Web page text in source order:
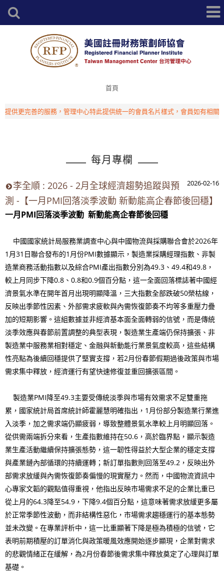
首頁
更完善的服務，管理中心特此提供統一的會員名片樣式，會員如有相關需求
每月專欄
2026-02-16
李全順 : 2026 - 2月全球經濟趨勢追蹤與預
測 -【一月PMI回落淡季波動 新動能高企春節後回穩】
一月PMI回落淡季波動 新動能高企春節後回穩
中國國家統計局服務業調查中心與中國物流與採購聯合會於2026年
1月31日聯合發布的1月份PMI數據顯示，製造業採購經理指數、非製
造業商務活動指數以及綜合PMI產出指數分別為49.3、49.4和49.8，
較上月同步下降0.8、0.8和0.9個百分點，這一全面回落標誌著中國經
濟景氣水準在開年首月出現明顯降溫，三大指數全部跌破50榮枯線，
反映出季節性因素、外部需求疲軟與內需恢復節奏不均等多重壓力疊
加的短期影響。這組數據並非經濟基本面全面轉弱的信號，而是傳統
淡季效應與春節前置調整的典型表現，製造業生產端仍保持擴張、非
製造業中服務業相對穩定、金融與新動能行業景氣度較高，這些結構
性亮點為後續回穩提供了堅實支撐，若2月份春節假期過後政策與市場
需求集中釋放，經濟運行有望快速修復並重回擴張區間。
製造業PMI降至49.3主要受傳統淡季與市場有效需求不足雙重拖
累，國家統計局首席統計師霍麗慧明確指出，1月份部分製造業行業進
入淡季，加之需求端仍顯疲弱，導致整體景氣水準較上月明顯回落。
從供需兩端拆分來看，生產指數維持在50.6，高於臨界點，顯示製造
業生產活動繼續保持擴張態勢，這一韌性得益於大型企業的穩定支撐
與產業鏈內部循環的持續運轉；新訂單指數則回落至49.2，反映出外
部需求放緩與內需恢復節奏偏慢的現實壓力。然而，中國物流資訊中
心專家文韜的觀點值得重視，他指出反映市場需求不足的企業比重已
從上月的64.3降至54.9，下降9.4個百分點，這意味著需求放緩更多屬
於正常季節性波動，而非結構性惡化，市場需求趨穩運行的基本態勢
並未改變。在專業評析中，這一比重顯著下降是極為積極的信號，它
表明前期積壓的訂單消化與政策暖風效應開始逐步顯現，企業對需求
的悲觀情緒正在緩解，為2月份春節後需求集中釋放奠定了心理與訂單
基礎。